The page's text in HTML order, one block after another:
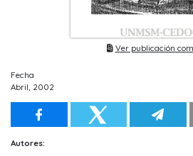
Ver publicación
Fecha
Abril, 2002
Autores: